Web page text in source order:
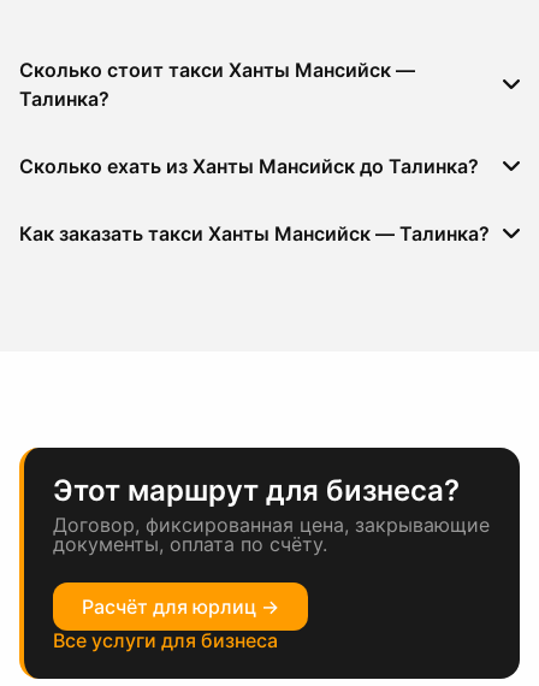
Сколько стоит такси Ханты Мансийск —
Талинка?
Сколько ехать из Ханты Мансийск до Талинка?
Как заказать такси Ханты Мансийск — Талинка?
Этот маршрут для бизнеса?
Договор, фиксированная цена, закрывающие
документы, оплата по счёту.
Расчёт для юрлиц →
Все услуги для бизнеса